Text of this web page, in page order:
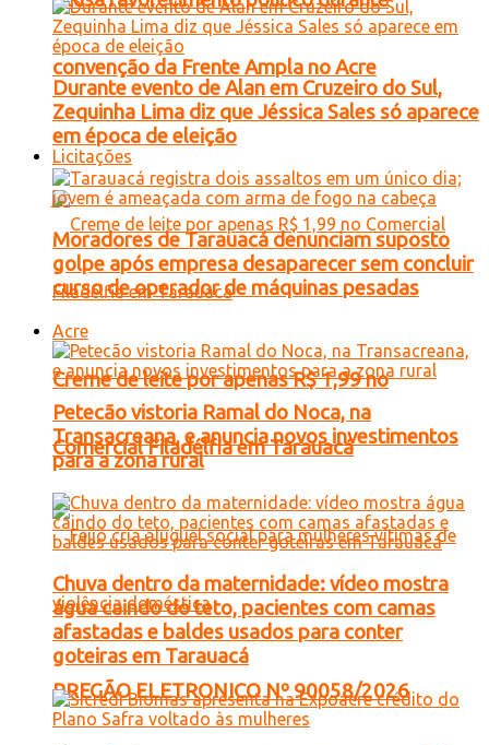
convenção da Frente Ampla no Acre
Licitações
Creme de leite por apenas R$ 1,99 no
Comercial Filadélfia em Tarauacá
PREGÃO ELETRONICO Nº 90058/2026
Durante evento de Alan em Cruzeiro do Sul,
Zequinha Lima diz que Jéssica Sales só aparece
em época de eleição
Moradores de Tarauacá denunciam suposto
golpe após empresa desaparecer sem concluir
curso de operador de máquinas pesadas
Acre
Petecão vistoria Ramal do Noca, na
Transacreana, e anuncia novos investimentos
para a zona rural
Chuva dentro da maternidade: vídeo mostra
água caindo do teto, pacientes com camas
afastadas e baldes usados para conter
goteiras em Tarauacá